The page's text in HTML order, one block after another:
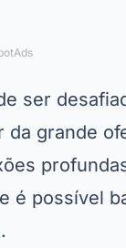
ser
da grande
é possível